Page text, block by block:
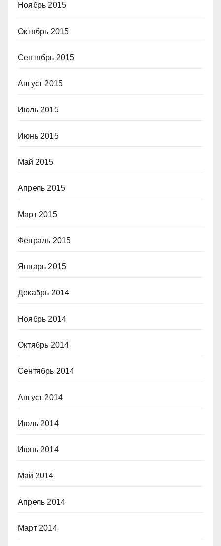
Ноябрь 2015
Октябрь 2015
Сентябрь 2015
Август 2015
Июль 2015
Июнь 2015
Май 2015
Апрель 2015
Март 2015
Февраль 2015
Январь 2015
Декабрь 2014
Ноябрь 2014
Октябрь 2014
Сентябрь 2014
Август 2014
Июль 2014
Июнь 2014
Май 2014
Апрель 2014
Март 2014